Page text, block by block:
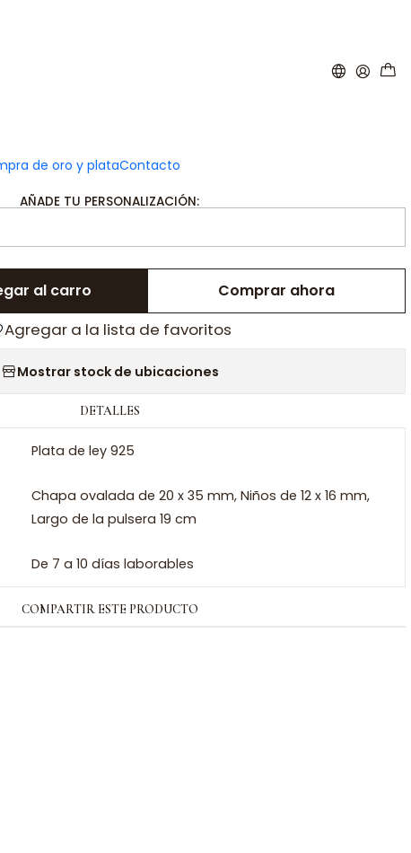
de oro y plataContacto
hijos leyenda para
AÑADE TU PERSONALIZACIÓN:
al carro Comprar ahora
Agregar a la lista de favoritos
Mostrar stock de ubicaciones
DETALLES
Plata de ley 925
Chapa ovalada de 20 x 35 mm, Niños de 12 x 16 mm,
Largo de la pulsera 19 cm
De 7 a 10 días laborables
COMPARTIR ESTE PRODUCTO